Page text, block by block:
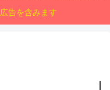
告を含みます